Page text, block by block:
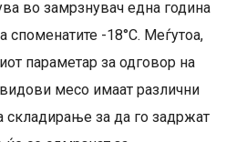
во замрзнувач една година
-18°C. Меѓутоа,
параметар за одговор на
месо имаат различни
за да го задржат